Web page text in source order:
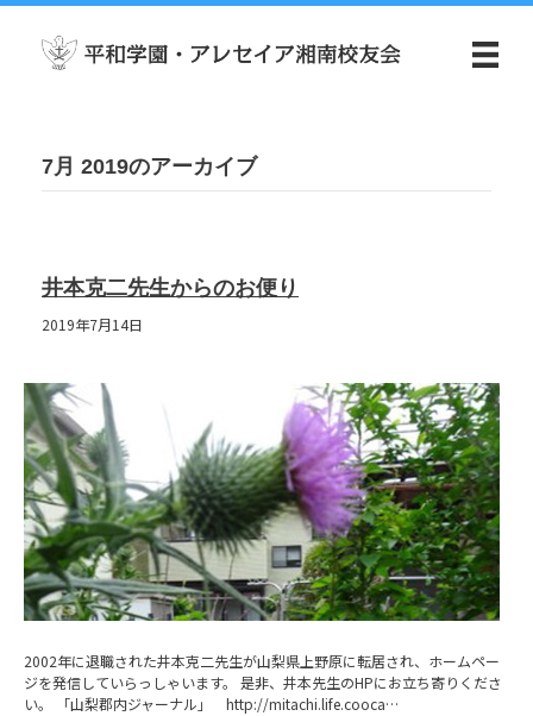
7月 2019のアーカイブ
井本克二先生からのお便り
2019年7月14日
2002年に退職された井本克二先生が山梨県上野原に転居され、ホームペー
ジを発信していらっしゃいます。 是非、井本先生のHPにお立ち寄りくださ
い。 「山梨郡内ジャーナル」 http://mitachi.life.cooca…